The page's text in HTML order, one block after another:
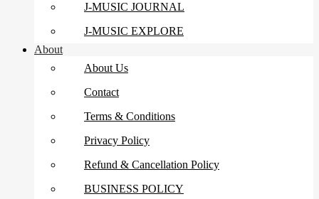
J-MUSIC JOURNAL
J-MUSIC EXPLORE
About
About Us
Contact
Terms & Conditions
Privacy Policy
Refund & Cancellation Policy
BUSINESS POLICY